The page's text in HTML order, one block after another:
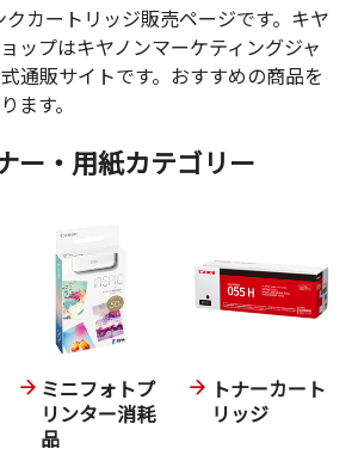
カートリッジ販売ページです。キヤ
ップはキヤノンマーケティングジャ
通販サイトです。おすすめの商品を
ます。
ー・用紙カテゴリー
ミニフォトプ
リンター消耗
品
トナーカート
リッジ